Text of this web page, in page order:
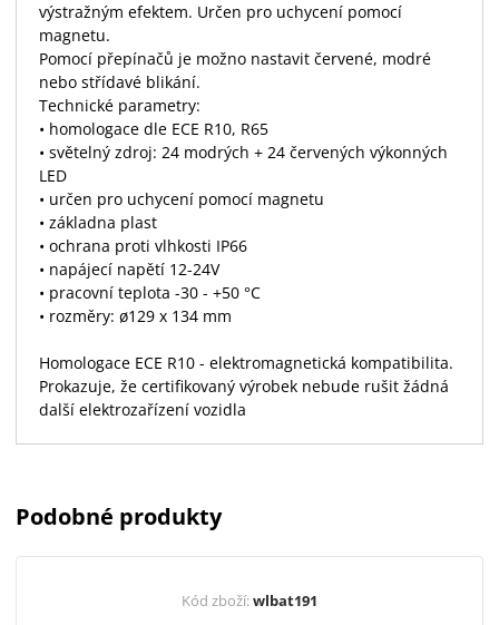
výstražným efektem. Určen pro uchycení pomocí
magnetu.
Pomocí přepínačů je možno nastavit červené, modré
nebo střídavé blikání.
Technické parametry:
• homologace dle ECE R10, R65
• světelný zdroj: 24 modrých + 24 červených výkonných
LED
• určen pro uchycení pomocí magnetu
• základna plast
• ochrana proti vlhkosti IP66
• napájecí napětí 12-24V
• pracovní teplota -30 - +50 °C
• rozměry: ø129 x 134 mm
Homologace ECE R10 - elektromagnetická kompatibilita.
Prokazuje, že certifikovaný výrobek nebude rušit žádná
další elektrozařízení vozidla
Podobné produkty
Kód zboží:wlbat191